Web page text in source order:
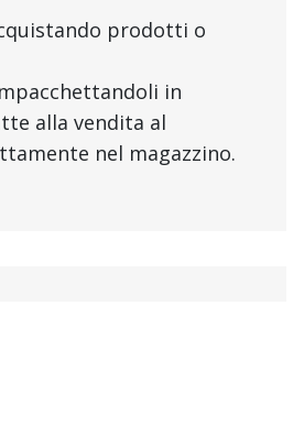
prodotti o
in
alla vendita al
nel magazzino.